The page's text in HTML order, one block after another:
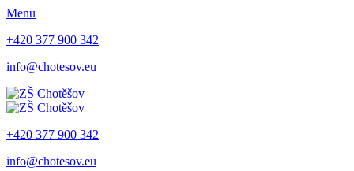
Menu
+420 377 900 342
info@chotesov.eu
+420 377 900 342
info@chotesov.eu